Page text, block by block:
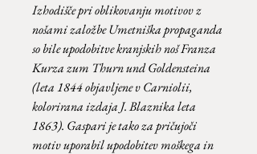
Izhodišče pri oblikovanju motivov z
nošami založbe Umetniška propaganda
so bile upodobitve kranjskih noš Franza
Kurza zum Thurn und Goldensteina
(leta 1844 objavljene v Carniolii,
kolorirana izdaja J. Blaznika leta
1863). Gaspari je tako za pričujoči
motiv uporabil upodobitev moškega in